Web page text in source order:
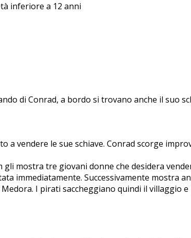
inferiore a 12 anni
di Conrad, a bordo si trovano anche il suo
vendere le sue schiave. Conrad scorge
mostra tre giovani donne che desidera
immediatamente. Successivamente mostra
I pirati saccheggiano quindi il villaggio